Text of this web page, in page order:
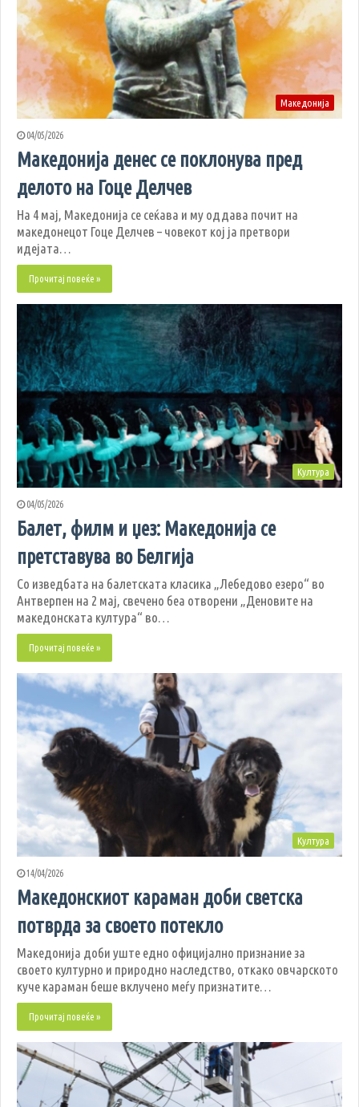
Македонија
04/05/2026
Македонија денес се поклонува пред
делото на Гоце Делчев
На 4 мај, Македонија се сеќава и му оддава почит на
македонецот Гоце Делчев – човекот кој ја претвори
идејата…
Прочитај повеќе »
Култура
04/05/2026
Балет, филм и џез: Македонија се
претставува во Белгија
Со изведбата на балетската класика „Лебедово езеро“ во
Антверпен на 2 мај, свечено беа отворени „Деновите на
македонската култура“ во…
Прочитај повеќе »
Култура
14/04/2026
Македонскиот караман доби светска
потврда за своето потекло
Македонија доби уште едно официјално признание за
своето културно и природно наследство, откако овчарското
куче караман беше вклучено меѓу признатите…
Прочитај повеќе »